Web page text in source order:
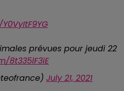
prévues pour jeudi 22
8t335lF3iE
July 21, 2021